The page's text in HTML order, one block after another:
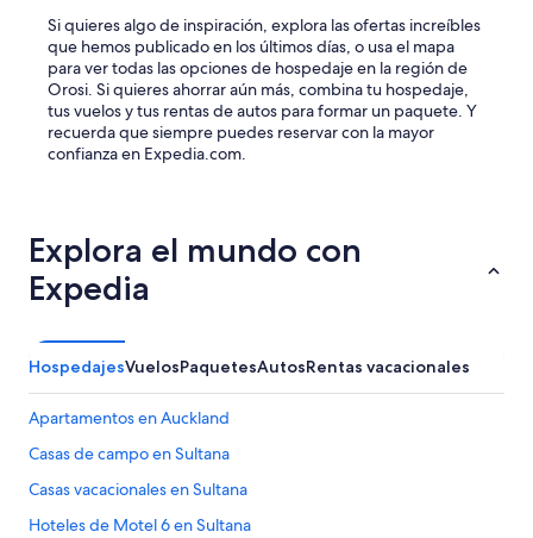
Si quieres algo de inspiración, explora las ofertas increíbles
que hemos publicado en los últimos días, o usa el mapa
para ver todas las opciones de hospedaje en la región de
Orosi. Si quieres ahorrar aún más, combina tu hospedaje,
tus vuelos y tus rentas de autos para formar un paquete. Y
recuerda que siempre puedes reservar con la mayor
confianza en Expedia.com.
Explora el mundo con
Expedia
HospedajesVuelosPaquetesAutosRentas vacacionales
Apartamentos en Auckland
Casas de campo en Sultana
Casas vacacionales en Sultana
Hoteles de Motel 6 en Sultana